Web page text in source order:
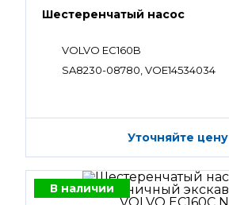
Шестеренчатый насос
VOLVO EC160B
SA8230-08780, VOE14534034
Уточняйте цену
В наличии